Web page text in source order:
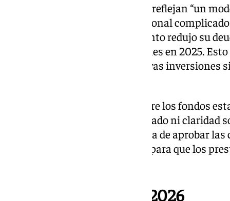
Bellido destacó que las cuentas reflejan “un
plan claro”, en un contexto nacional
financiera sólida, el Ayuntamiento redujo su
años, tras amortizar 37,2 millones en 2025.
22 millones para financiar nuevas inversiones
A pesar de la incertidumbre sobre los fondos
Presupuestos Generales del Estado ni claridad
2026, Bellido subrayó la urgencia de aprobar
días para 2026, y trabajaremos para que los
Proyectos clave para 2026